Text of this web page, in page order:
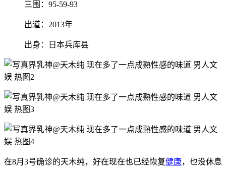
三围：95-59-93
出道：2013年
出身：日本兵库县
在8月3号确诊的天木纯，好在现在也已经恢复健康，也没休息